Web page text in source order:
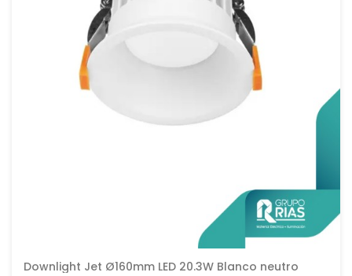
Downlight Jet Ø160mm LED 20.3W Blanco neutro